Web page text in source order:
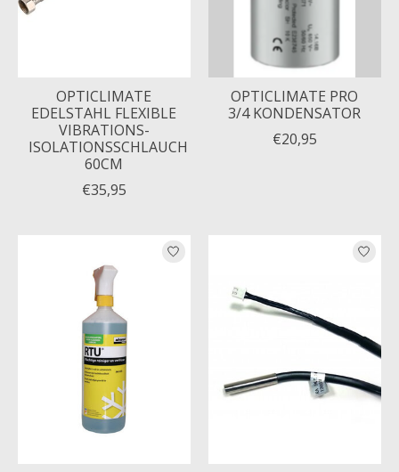
OPTICLIMATE
EDELSTAHL FLEXIBLE
VIBRATIONS-
ISOLATIONSSCHLAUCH
60CM
€35,95
OPTICLIMATE PRO
3/4 KONDENSATOR
€20,95